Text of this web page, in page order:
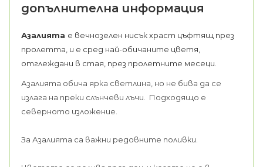
допълнителна информация
Азалията е вечнозелен нисък храст цъфтящ през
пролетта, и е сред най-обичаните цветя,
отглеждани в стая, през пролетните месеци.
Азалията обича ярка светлина, но не бива да се
излага на преки слънчеви лъчи. Подходящо е
северното изложение.
За Азалията са важни редовните поливки.